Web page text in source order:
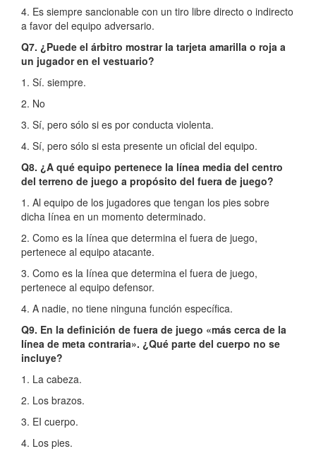
4. Es siempre sancionable con un tiro libre directo o indirecto
a favor del equipo adversario.
Q7. ¿Puede el árbitro mostrar la tarjeta amarilla o roja a
un jugador en el vestuario?
1. Sí. siempre.
2. No
3. Sí, pero sólo si es por conducta violenta.
4. Sí, pero sólo si esta presente un oficial del equipo.
Q8. ¿A qué equipo pertenece la línea media del centro
del terreno de juego a propósito del fuera de juego?
1. Al equipo de los jugadores que tengan los pies sobre
dicha Iínea en un momento determinado.
2. Como es la Iínea que determina el fuera de juego,
pertenece al equipo atacante.
3. Como es la Iínea que determina el fuera de juego,
pertenece al equipo defensor.
4. A nadie, no tiene ninguna función específica.
Q9. En la definición de fuera de juego «más cerca de la
Iínea de meta contraria». ¿Qué parte del cuerpo no se
incluye?
1. La cabeza.
2. Los brazos.
3. EI cuerpo.
4. Los pies.